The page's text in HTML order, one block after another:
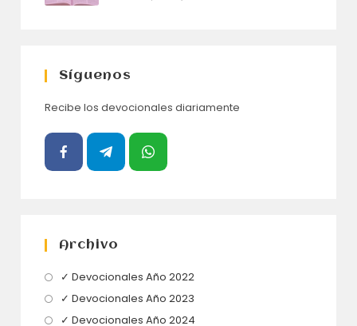
Síguenos
Recibe los devocionales diariamente
Archivo
✓ Devocionales Año 2022Se
✓ Devocionales Año 2023
abre
✓ Devocionales Año 2024